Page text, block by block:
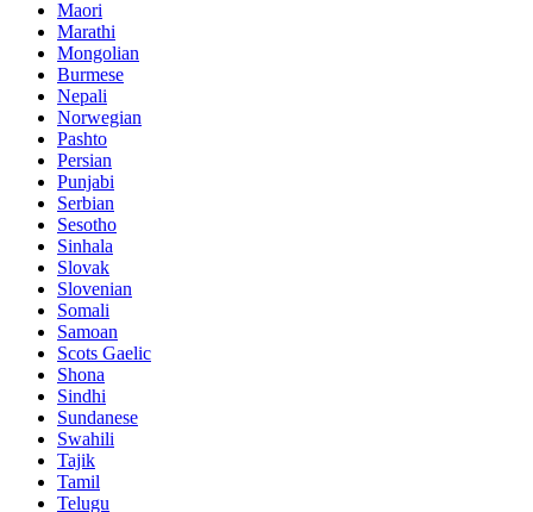
Maori
Marathi
Mongolian
Burmese
Nepali
Norwegian
Pashto
Persian
Punjabi
Serbian
Sesotho
Sinhala
Slovak
Slovenian
Somali
Samoan
Scots Gaelic
Shona
Sindhi
Sundanese
Swahili
Tajik
Tamil
Telugu